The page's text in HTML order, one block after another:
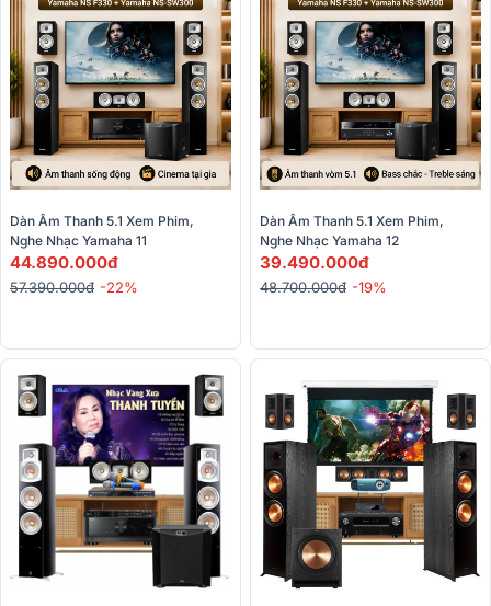
Dàn Âm Thanh 5.1 Xem Phim,
44.890.000đ
57.390.000đ -22%
Dàn Âm Thanh 5.1 Xem Phim,
39.490.000đ
48.700.000đ -19%